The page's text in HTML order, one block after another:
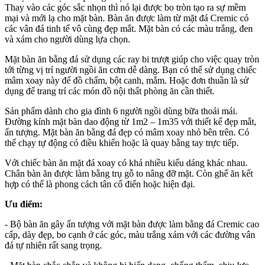
Thay vào các góc sắc nhọn thì nó lại được bo tròn tạo ra sự mềm
mại và mới lạ cho mặt bàn. Bàn ăn được làm từ mặt đá Cremic có
các vân đá tinh tế vô cùng đẹp mắt. Mặt bàn có các màu trắng, đen
và xám cho người dùng lựa chọn.
Mặt bàn ăn bằng đá sử dụng các ray bi trượt giúp cho việc quay tròn
tới từng vị trí người ngồi ăn cơm dễ dàng. Bạn có thể sử dụng chiếc
mâm xoay này để đồ chấm, bột canh, mắm. Hoặc đơn thuần là sử
dụng để trang trí các món đồ nội thất phòng ăn cần thiết.
Sản phẩm dành cho gia đình 6 người ngồi dùng bữa thoải mái.
Đường kính mặt bàn dao động từ 1m2 – 1m35 với thiết kế đẹp mắt,
ấn tượng. Mặt bàn ăn bằng đá đẹp có mâm xoay nhỏ bên trên. Có
thể chạy tự động có điều khiển hoặc là quay bằng tay trực tiếp.
Với chiếc bàn ăn mặt đá xoay có khá nhiều kiểu dáng khác nhau.
Chân bàn ăn được làm bằng trụ gỗ to nâng đỡ mặt. Còn ghế ăn kết
hợp có thể là phong cách tân cổ điển hoặc hiện đại.
Ưu điểm:
- Bộ bàn ăn gây ấn tượng với mặt bàn được làm bằng đá Cremic cao
cấp, dày đẹp, bo cạnh ở các góc, màu trắng xám với các đường vân
đá tự nhiên rất sang trọng.